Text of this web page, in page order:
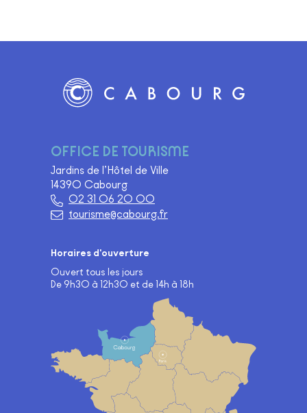
Logo Site officiel de Cabourg
OFFICE DE TOURISME
Jardins de l’Hôtel de Ville
14390 Cabourg
02 31 06 20 00
tourisme@cabourg.fr
Horaires d'ouverture
Ouvert tous les jours
De 9h30 à 12h30 et de 14h à 18h